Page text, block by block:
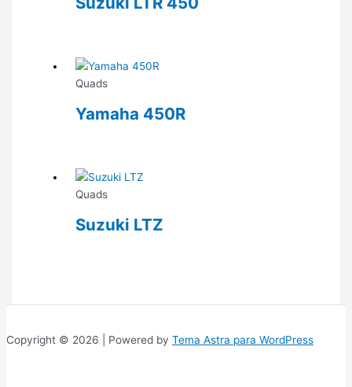
Quads
Yamaha 450R
Quads
Suzuki LTZ
Copyright © 2026 | Powered by Tema Astra para WordPress